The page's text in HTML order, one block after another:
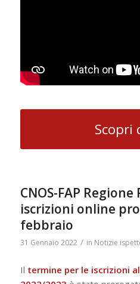
Scopri
CNOS-FAP
iscrizioni online
febbraio
31 Gennaio 2022 / in Notizie
Il termine per le iscrizioni